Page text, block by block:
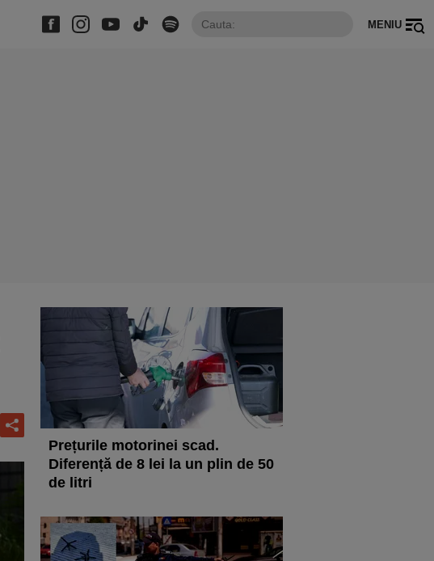
MENIU
Prețurile motorinei scad.
Diferență de 8 lei la un plin de 50
de litri